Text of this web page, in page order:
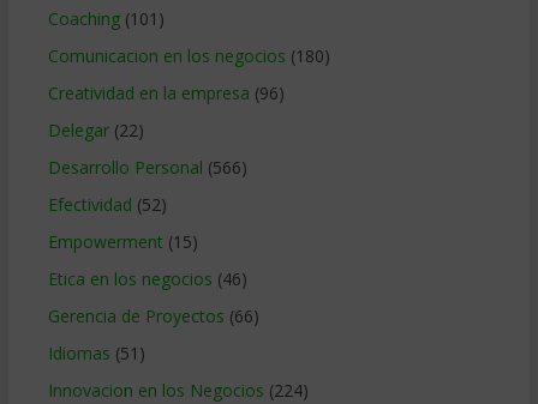
Coaching(101)
Comunicacion en los negocios (180)
Creatividad en la empresa (96)
Delegar(22)
Desarrollo Personal (566)
Efectividad (52)
Empowerment (15)
Etica en los negocios (46)
Gerencia de Proyectos (66)
Idiomas (51)
Innovacion en los Negocios (224)